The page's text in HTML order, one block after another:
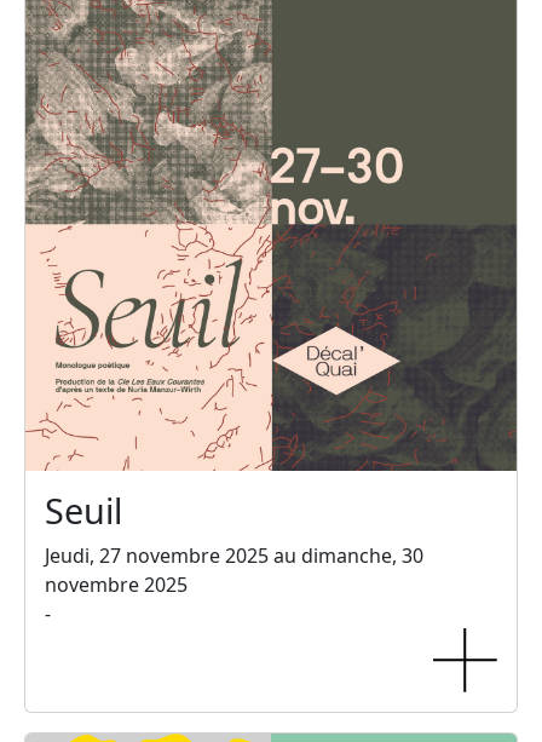
Seuil
Jeudi, 27 novembre 2025 au dimanche, 30
novembre 2025
-